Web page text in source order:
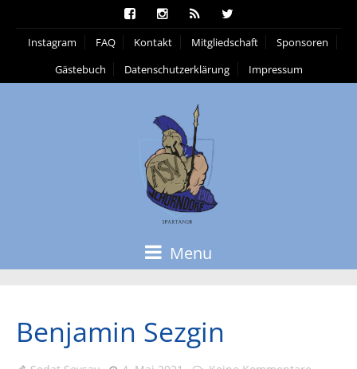
Instagram FAQ Kontakt Mitgliedschaft
Sponsoren
Gästebuch
Datenschutzerklärung Impressum
Menu
Benjamin Sezgin